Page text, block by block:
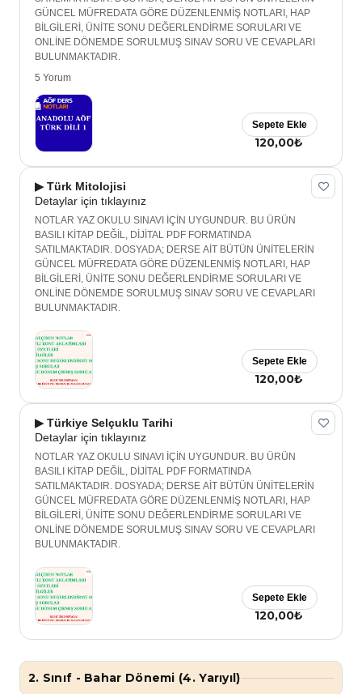
GÜNCEL MÜFREDATA GÖRE DÜZENLENMİŞ NOTLARI, HAP
BİLGİLERİ, ÜNİTE SONU DEĞERLENDİRME SORULARI VE
ONLİNE DÖNEMDE SORULMUŞ SINAV SORU VE CEVAPLARI
BULUNMAKTADIR.
5 Yorum
120,00₺
Sepete Ekle
▶ Türk Mitolojisi
Detaylar için tıklayınız
NOTLAR YAZ OKULU SINAVI İÇİN UYGUNDUR. BU ÜRÜN
BASILI KİTAP DEĞİL, DİJİTAL PDF FORMATINDA
SATILMAKTADIR. DOSYADA; DERSE AİT BÜTÜN ÜNİTELERİN
GÜNCEL MÜFREDATA GÖRE DÜZENLENMİŞ NOTLARI, HAP
BİLGİLERİ, ÜNİTE SONU DEĞERLENDİRME SORULARI VE
ONLİNE DÖNEMDE SORULMUŞ SINAV SORU VE CEVAPLARI
BULUNMAKTADIR.
120,00₺
Sepete Ekle
▶ Türkiye Selçuklu Tarihi
Detaylar için tıklayınız
NOTLAR YAZ OKULU SINAVI İÇİN UYGUNDUR. BU ÜRÜN
BASILI KİTAP DEĞİL, DİJİTAL PDF FORMATINDA
SATILMAKTADIR. DOSYADA; DERSE AİT BÜTÜN ÜNİTELERİN
GÜNCEL MÜFREDATA GÖRE DÜZENLENMİŞ NOTLARI, HAP
BİLGİLERİ, ÜNİTE SONU DEĞERLENDİRME SORULARI VE
ONLİNE DÖNEMDE SORULMUŞ SINAV SORU VE CEVAPLARI
BULUNMAKTADIR.
120,00₺
Sepete Ekle
2. Sınıf - Bahar Dönemi (4. Yarıyıl)